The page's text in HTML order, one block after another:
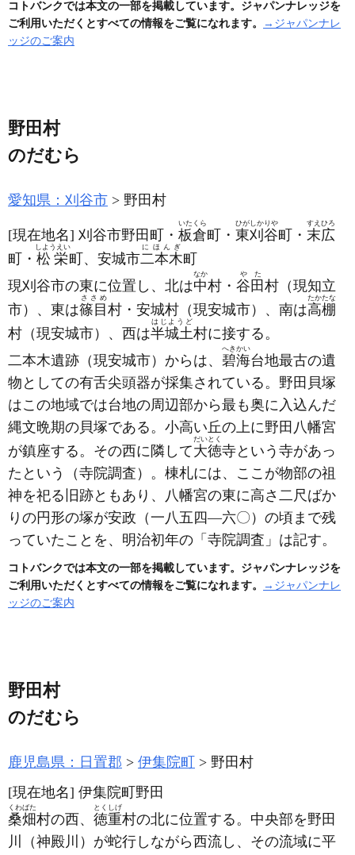
コトバンクでは本文の一部を掲載しています。ジャパンナレッジを
ご利用いただくとすべての情報をご覧になれます。
→ジャパンナレ
ッジのご案内
野田村
のだむら
愛知県：刈谷市 野田村
[現在地名] 刈谷市野田町・ 板倉
いたくら
町・ 東刈谷
ひがしかりや
町・ 末広
すえひろ
町・ 松栄
しようえい
町、安城市二本木
にほんぎ
町
現刈谷市の東に位置し、北は中
なか
村・ 谷田
やた
村 （現知立
市） 、東は篠目
ささめ
村・安城村 （現安城市） 、南は高棚
たかたな
村 （現安城市） 、西は半城土
はじようど
村に接する。
二本木遺跡 （現安城市） からは、 碧海
へきかい
台地最古の遺
物としての有舌尖頭器が採集されている。野田貝塚
はこの地域では台地の周辺部から最も奥に入込んだ
縄文晩期の貝塚である。小高い丘の上に野田八幡宮
が鎮座する。その西に隣して大徳
だいとく
寺という寺があっ
たという
（寺院調査） 。棟札には、ここが物部の祖
神を祀る旧跡ともあり、八幡宮の東に高さ二尺ばか
りの円形の塚が安政 （一八五四―六〇） の頃まで残
っていたことを、明治初年の「寺院調査」は記す。
コトバンクでは本文の一部を掲載しています。ジャパンナレッジを
ご利用いただくとすべての情報をご覧になれます。
→ジャパンナレ
ッジのご案内
野田村
のだむら
鹿児島県：日置郡 伊集院町
野田村
[現在地名] 伊集院町野田
桑畑
くわばた
村の西、 徳重
とくしげ
村の北に位置する。中央部を野田
川
（神殿川） が蛇行しながら西流し、その流域に平